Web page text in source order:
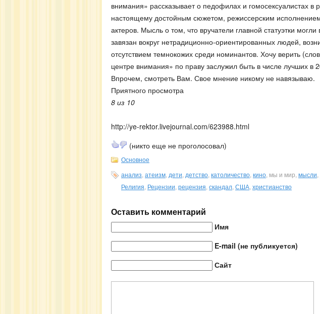
внимания» рассказывает о педофилах и гомосексуалистах в
настоящему достойным сюжетом, режиссерским
актеров. Мысль о том, что вручатели главной статуэтки
завязан вокруг нетрадиционно-ориентированных людей,
отсутствием темнокожих среди номинантов. Хочу верить
центре внимания» по праву заслужил быть в числе лучших в
Впрочем, смотреть Вам. Свое мнение никому не навязываю.
Приятного просмотра
8 из 10
http://ye-rektor.livejournal.com/623988.html
(никто еще не проголосовал)
Основное
анализ атеизм дети детство католичество кино , мы и мир, мысли
Религия Рецензии рецензия скандал США христианство
Оставить комментарий
Имя
E-mail (не публикуется)
Сайт